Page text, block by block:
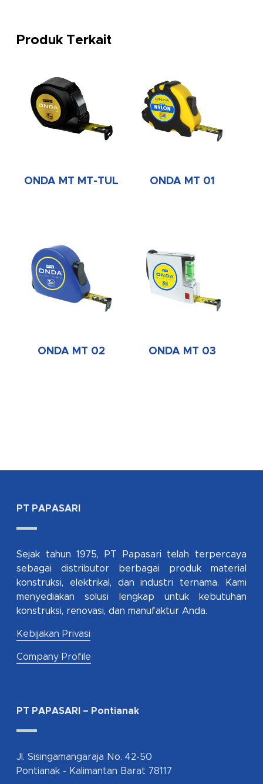
Produk Terkait
ONDA MT MT-TUL ONDA MT 01
ONDA MT 02 ONDA MT 03
PT PAPASARI
Sejak tahun 1975, PT Papasari telah terpercaya
sebagai distributor berbagai produk material
konstruksi, elektrikal, dan industri ternama. Kami
menyediakan solusi lengkap untuk kebutuhan
konstruksi, renovasi, dan manufaktur Anda.
Kebijakan Privasi
Company Profile
PT PAPASARI – Pontianak
Jl. Sisingamangaraja No. 42-50
Pontianak - Kalimantan Barat 78117